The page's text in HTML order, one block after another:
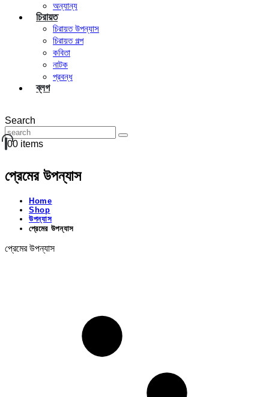
অন্যান্য
চিরায়ত
চিরায়ত উপন্যাস
চিরায়ত গল্প
কবিতা
নাটক
প্রবন্ধ
ব্লগ
Search
00 items
প্রেমের উপন্যাস
Home
Shop
উপন্যাস
প্রেমের উপন্যাস
প্রেমের উপন্যাস